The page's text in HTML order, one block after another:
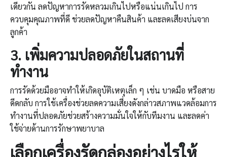
เดียวกัน ลดปัญหาการรัดหลวมเกินไปหรือแน่นเกินไป การ
ควบคุมคุณภาพที่ดี ช่วยลดปัญหาคืนสินค้า และลดเสียงบ่นจาก
ลูกค้า
3. เพิ่มความปลอดภัยในสถานที่
ทำงาน
การรัดด้วยมืออาจทำให้เกิดอุบัติเหตุเล็ก ๆ เช่น บาดมือ หรือสาย
ดีดกลับ การใช้เครื่องช่วยลดความเสี่ยงดังกล่าวสภาพแวดล้อมการ
ทำงานที่ปลอดภัยช่วยสร้างความมั่นใจให้กับทีมงาน และลดค่า
ใช้จ่ายด้านการรักษาพยาบาล
เลือกเครื่องรัดกล่องอย่างไรให้